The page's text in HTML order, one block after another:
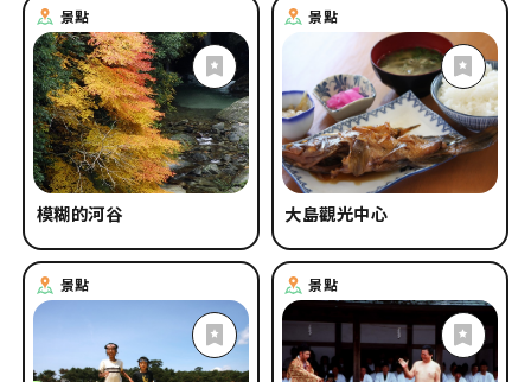
景點
模糊的河谷
景點
大島觀光中心
景點 景點